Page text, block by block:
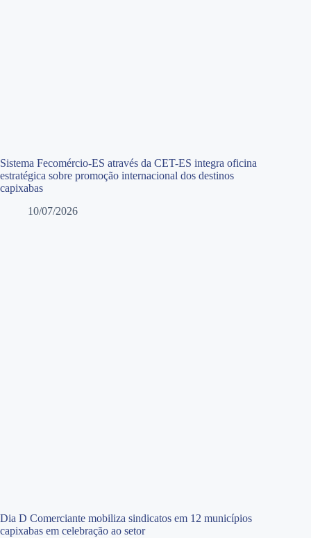
Sistema Fecomércio-ES através da CET-ES integra oficina
estratégica sobre promoção internacional dos destinos
capixabas
10/07/2026
Dia D Comerciante mobiliza sindicatos em 12 municípios
capixabas em celebração ao setor